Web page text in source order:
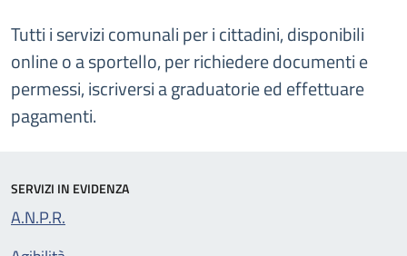
Tutti i servizi comunali per i cittadini, disponibili
online o a sportello, per richiedere documenti e
permessi, iscriversi a graduatorie ed effettuare
pagamenti.
SERVIZI IN EVIDENZA
A.N.P.R.